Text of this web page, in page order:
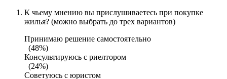
К чьему мнению вы прислушиваетесь при покупке
жилья? (можно выбрать до трех вариантов)
Принимаю решение самостоятельно
(48%)
Консультируюсь с риелтором
(24%)
Советуюсь с юристом